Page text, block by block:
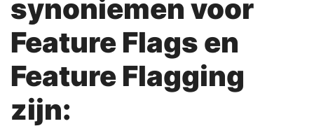
synoniemen voor
Feature Flags en
Feature Flagging
zijn: